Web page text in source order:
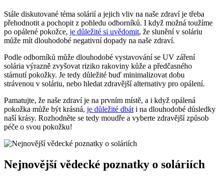
Stále diskutované téma solárií a jejich vliv na naše zdraví ⁣je třeba
přehodnotit a ‍pochopit z pohledu‌ odborníků.​ I když možná‍ toužíme
po opálené pokožce, je důležité​ si uvědomit, že slunění v soláriu
může mít dlouhodobé negativní dopady na naše⁢ zdraví.
Podle odborníků může‍ dlouhodobé vystavování se UV záření
solária výrazně⁣ zvyšovat ‌riziko rakoviny kůže ‌a ‍předčasného
‌stárnutí pokožky. Je tedy důležité buď​ minimalizovat⁤ dobu
strávenou v soláriu, nebo hledat ​zdravější alternativy ⁤pro opálení.
Pamatujte, že ⁢naše zdraví je na prvním místě, a‍ i když opálená
pokožka může být krásná, je důležité ⁢dbát i na dlouhodobé důsledky
naší krásy. ​Rozhodněte se tedy moudře a vyberte zdravější⁣ způsob
péče o svou pokožku!
Nejnovější vědecké poznatky⁤ o soláriích